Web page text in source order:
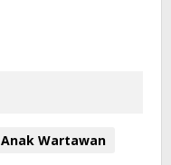
Anak Wartawan